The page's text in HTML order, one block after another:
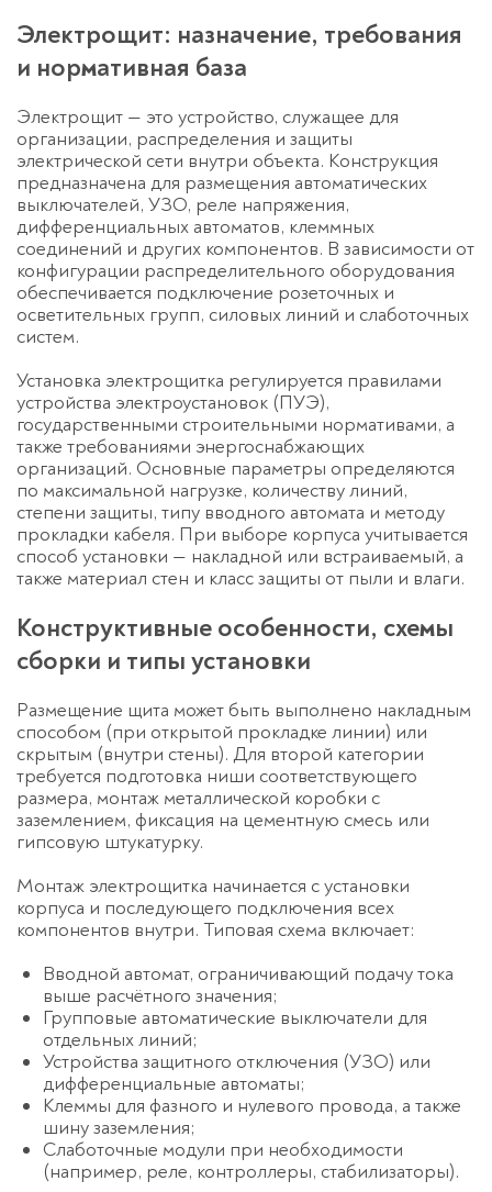
Электрощит: назначение, требования
и нормативная база
Электрощит — это устройство, служащее для
организации, распределения и защиты
электрической сети внутри объекта. Конструкция
предназначена для размещения автоматических
выключателей, УЗО, реле напряжения,
дифференциальных автоматов, клеммных
соединений и других компонентов. В зависимости от
конфигурации распределительного оборудования
обеспечивается подключение розеточных и
осветительных групп, силовых линий и слаботочных
систем.
Установка электрощитка регулируется правилами
устройства электроустановок (ПУЭ),
государственными строительными нормативами, а
также требованиями энергоснабжающих
организаций. Основные параметры определяются
по максимальной нагрузке, количеству линий,
степени защиты, типу вводного автомата и методу
прокладки кабеля. При выборе корпуса учитывается
способ установки — накладной или встраиваемый, а
также материал стен и класс защиты от пыли и влаги.
Конструктивные особенности, схемы
сборки и типы установки
Размещение щита может быть выполнено накладным
способом (при открытой прокладке линии) или
скрытым (внутри стены). Для второй категории
требуется подготовка ниши соответствующего
размера, монтаж металлической коробки с
заземлением, фиксация на цементную смесь или
гипсовую штукатурку.
Монтаж электрощитка начинается с установки
корпуса и последующего подключения всех
компонентов внутри. Типовая схема включает:
Вводной автомат, ограничивающий подачу тока
выше расчётного значения;
Групповые автоматические выключатели для
отдельных линий;
Устройства защитного отключения (УЗО) или
дифференциальные автоматы;
Клеммы для фазного и нулевого провода, а также
шину заземления;
Слаботочные модули при необходимости
(например, реле, контроллеры, стабилизаторы).